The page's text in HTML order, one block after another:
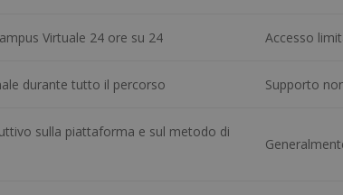
Virtuale 24 ore su 24 Accesso
durante tutto il percorso Supporto
sulla piattaforma e sul metodo di